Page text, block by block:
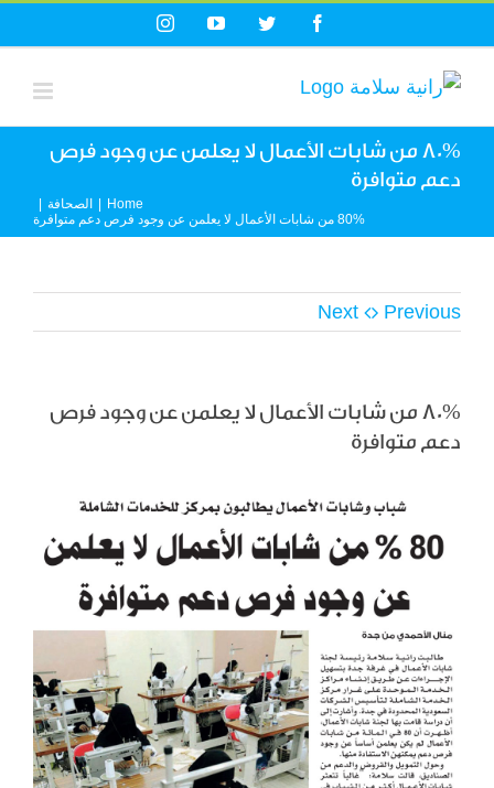
to
content
Facebook
Twitter
YouTube
Instagram
80% من شابات الأعمال لا يعلمن عن وجود فرص
دعم متوافرة
Home الصحافة
80% من شابات الأعمال لا يعلمن عن وجود فرص دعم متوافرة
Previous
Next
80% من شابات الأعمال لا يعلمن عن وجود فرص
دعم متوافرة
Larger